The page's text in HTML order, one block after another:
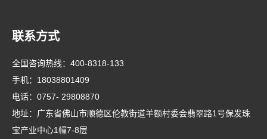
联系方式
全国咨询热线： 400-8318-133
手机： 18038801409
电话： 0757- 29808870
地址：广东省佛山市顺德区伦教街道羊额村委会翡翠路1号保发珠
宝产业中心1幢7-8层